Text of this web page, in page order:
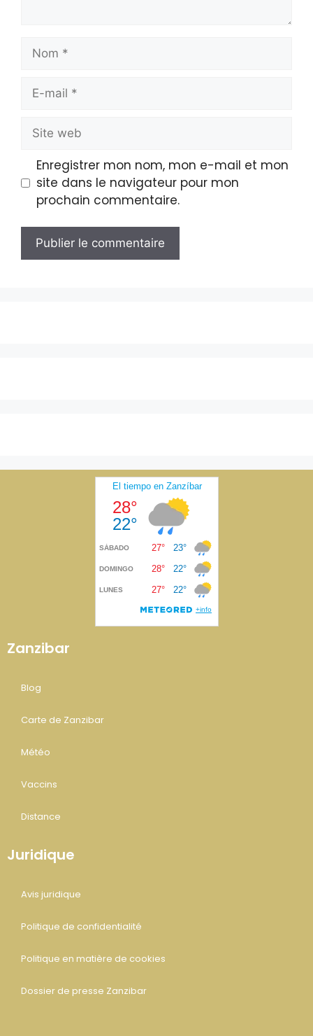
Enregistrer mon nom, mon e-mail et mon
site dans le navigateur pour mon
prochain commentaire.
Zanzibar
Blog
Carte de Zanzibar
Météo
Vaccins
Distance
Juridique
Avis juridique
Politique de confidentialité
Politique en matière de cookies
Dossier de presse Zanzibar